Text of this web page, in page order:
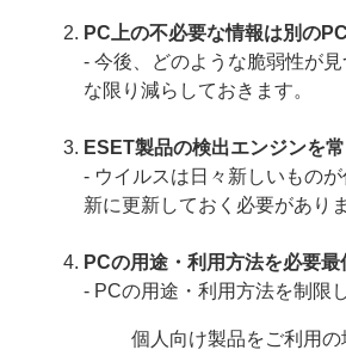
PC上の不必要な情報は別の
- 今後、どのような脆弱性が
な限り減らしておきます。
ESET製品の検出エンジンを
- ウイルスは日々新しいもの
新に更新しておく必要がありま
PCの用途・利用方法を必要
- PCの用途・利用方法を制限
個人向け製品をご利用の